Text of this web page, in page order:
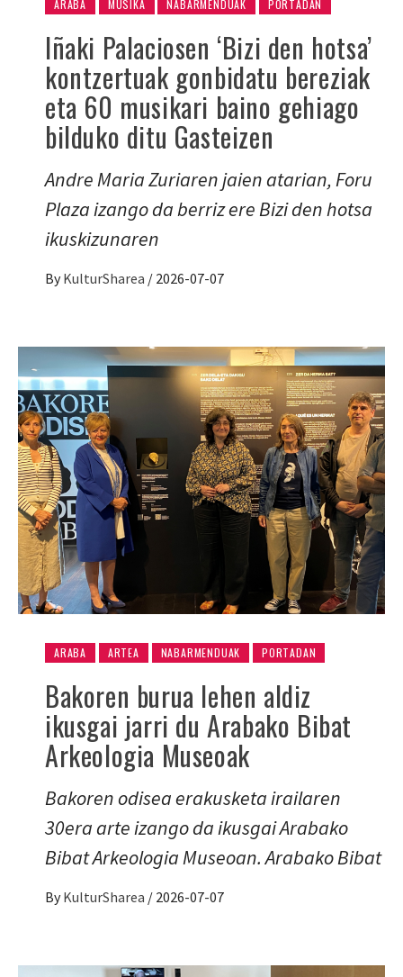
ARABA MUSIKA NABARMENDUAK PORTADAN
Iñaki Palaciosen ‘Bizi den hotsa’
kontzertuak gonbidatu bereziak
eta 60 musikari baino gehiago
bilduko ditu Gasteizen
Andre Maria Zuriaren jaien atarian, Foru
Plaza izango da berriz ere Bizi den hotsa
ikuskizunaren
By KulturSharea / 2026-07-07
ARABA ARTEA NABARMENDUAK PORTADAN
Bakoren burua lehen aldiz
ikusgai jarri du Arabako Bibat
Arkeologia Museoak
Bakoren odisea erakusketa irailaren
30era arte izango da ikusgai Arabako
Bibat Arkeologia Museoan. Arabako Bibat
By KulturSharea / 2026-07-07